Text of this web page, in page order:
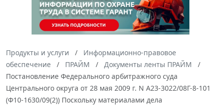
Продукты и услуги
Информационно-правовое
обеспечение
ПРАЙМ
Документы ленты ПРАЙМ
Постановление Федерального арбитражного суда
Центрального округа от 28 мая 2009 г. N А23-3022/08Г-8-101
(Ф10-1630/09(2)) Поскольку материалами дела